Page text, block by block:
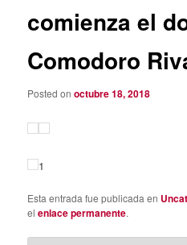
comienza el
Comodoro
Posted onoctubre 18, 2018
1
Esta entrada fue publicada en
elenlace permanente.